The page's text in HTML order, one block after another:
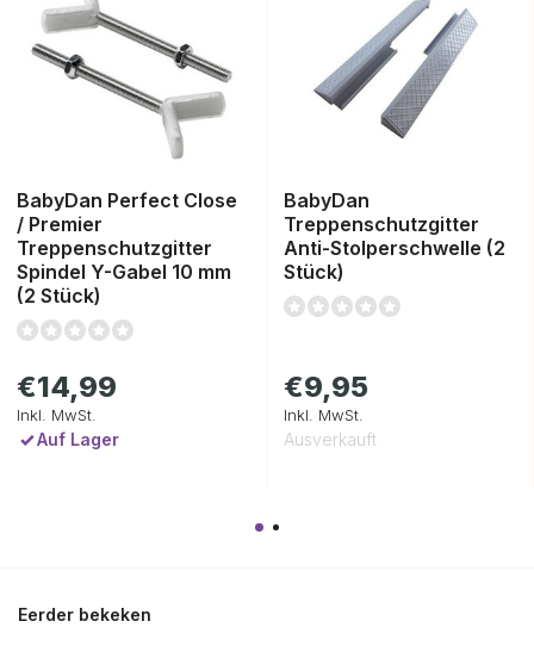
BabyDan Perfect Close
/ Premier
Treppenschutzgitter
Spindel Y-Gabel 10 mm
(2 Stück)
€14,99
Inkl. MwSt.
Auf Lager
BabyDan
Treppenschutzgitter
Anti-Stolperschwelle (2
Stück)
€9,95
Inkl. MwSt.
Ausverkauft
Eerder bekeken